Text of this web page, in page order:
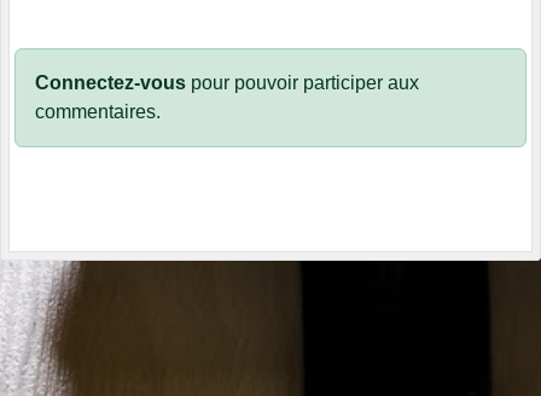
Connectez-vous pour pouvoir participer aux
commentaires.